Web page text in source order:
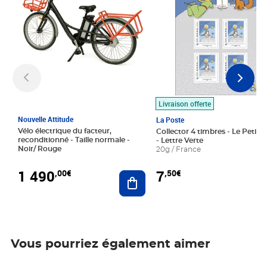
Nouvelle Attitude
Vélo électrique du facteur,
reconditionné - Taille normale -
Noir/ Rouge
1 490,00€ Ajouter au panier
Livraison offerte
La Poste
Collector 4 timbres - Le Petit
- Lettre Verte
20g / France
7,50€
Vous pourriez également aimer